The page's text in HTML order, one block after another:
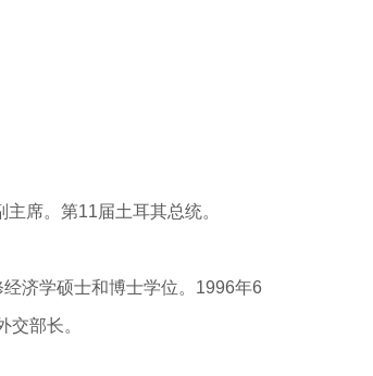
席。第11届土耳其总统。
济学硕士和博士学位。1996年6
交部长。